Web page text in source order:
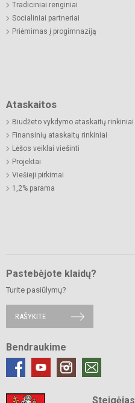
Tradiciniai renginiai
Socialiniai partneriai
Priėmimas į progimnaziją
Ataskaitos
Biudžeto vykdymo ataskaitų rinkiniai
Finansinių ataskaitų rinkiniai
Lėšos veiklai viešinti
Projektai
Viešieji pirkimai
1,2% parama
Pastebėjote klaidų?
Turite pasiūlymų?
RAŠYKITE
Bendraukime
Steigėjas